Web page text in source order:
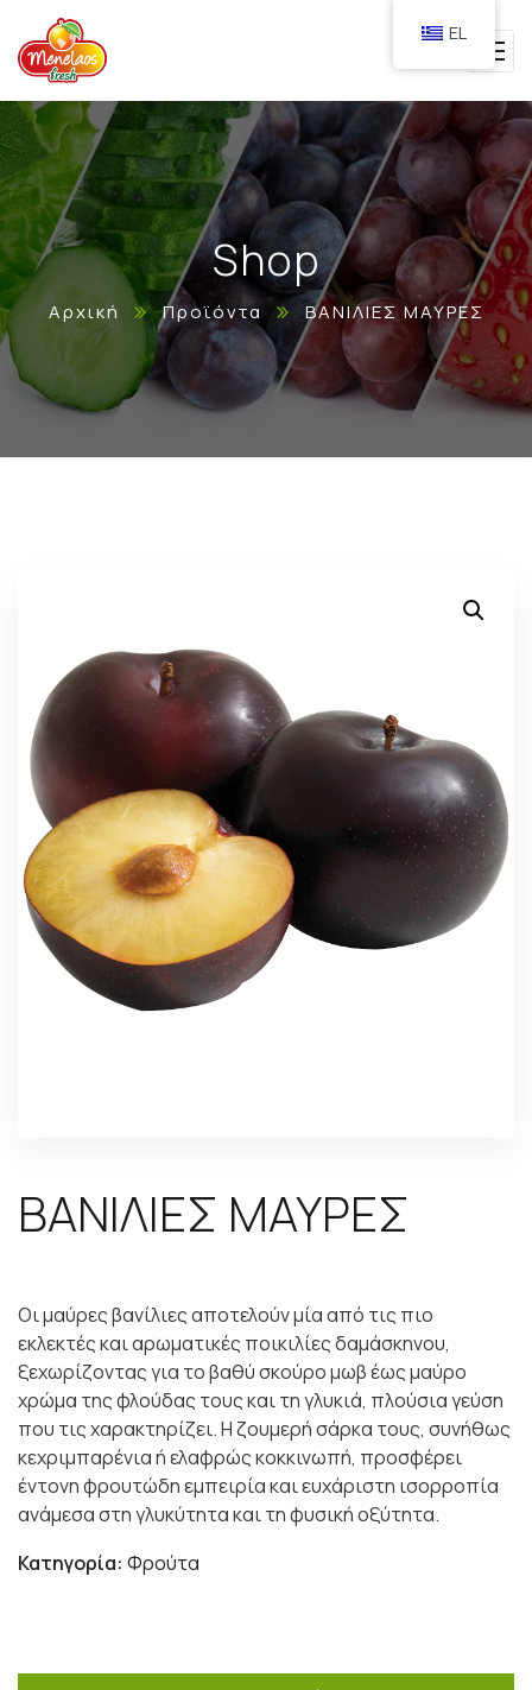
Shop
Αρχική Προϊόντα ΒΑΝΙΛΙΕΣ ΜΑΥΡΕΣ
ΒΑΝΙΛΙΕΣ ΜΑΥΡΕΣ
Οι μαύρες βανίλιες αποτελούν μία από τις πιο
εκλεκτές και αρωματικές ποικιλίες δαμάσκηνου,
ξεχωρίζοντας για το βαθύ σκούρο μωβ έως μαύρο
χρώμα της φλούδας τους και τη γλυκιά, πλούσια γεύση
που τις χαρακτηρίζει. Η ζουμερή σάρκα τους, συνήθως
κεχριμπαρένια ή ελαφρώς κοκκινωπή, προσφέρει
έντονη φρουτώδη εμπειρία και ευχάριστη ισορροπία
ανάμεσα στη γλυκύτητα και τη φυσική οξύτητα.
Κατηγορία: Φρούτα
EL